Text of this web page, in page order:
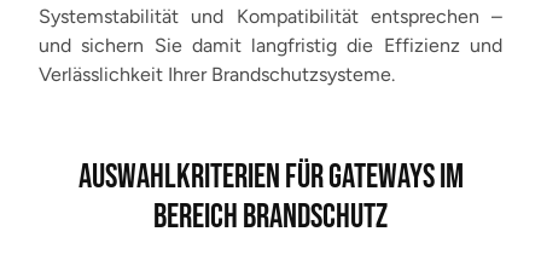
Systemstabilität und Kompatibilität entsprechen –
und sichern Sie damit langfristig die Effizienz und
Verlässlichkeit Ihrer Brandschutzsysteme.
AUSWAHLKRITERIEN FÜR GATEWAYS IM
BEREICH BRANDSCHUTZ